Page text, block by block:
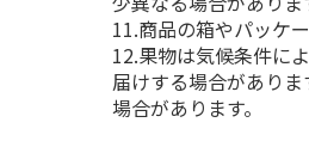
11.商品の箱やパッケ
12.果物は気候条件に
届けする場合があり
場合があります。